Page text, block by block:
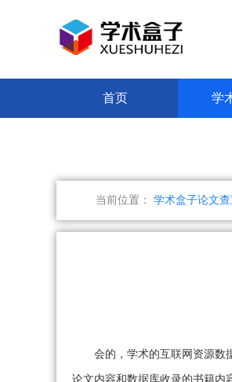
首页 学
当前位置： 学术盒子论文
会的，学术的互联网资源数
论文内容和数据库收录的书籍内